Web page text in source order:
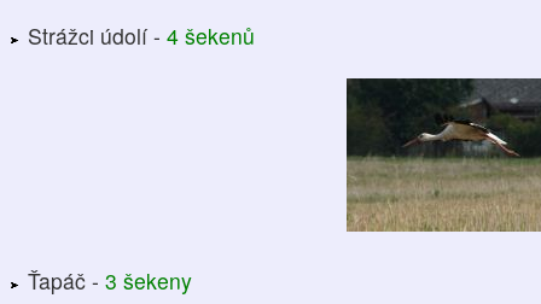
Strážci údolí - 4 šekenů
Ťapáč - 3 šekeny